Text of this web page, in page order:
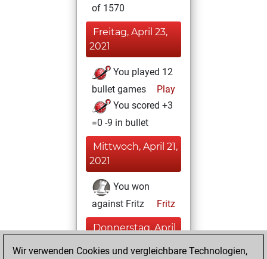
of 1570
Freitag, April 23,
2021
You played 12
bullet games
Play
You scored +3
=0 -9 in bullet
Mittwoch, April 21,
2021
You won
against Fritz
Fritz
Donnerstag, April
Wir verwenden Cookies und vergleichbare Technologien,